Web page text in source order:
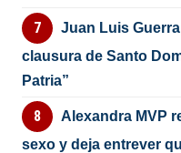
Juan Luis
clausura de Santo
Patria”
Alexandra MVP
sexo y deja entrever